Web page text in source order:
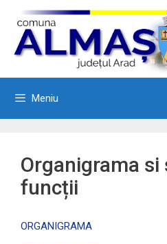
conținut
Meniu
Organigrama si
funcții
ORGANIGRAMA